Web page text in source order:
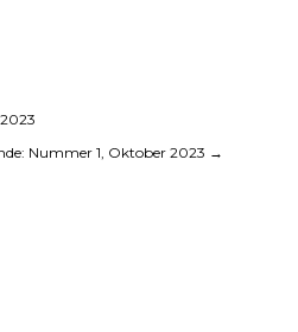
Nummer 1, Oktober 2023 →